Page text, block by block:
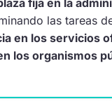
fija en la
las tareas
en los servicios
los organismos